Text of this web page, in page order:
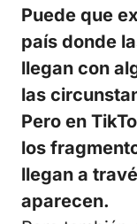
Puede que
país donde
llegan con
las
Pero en
los
llegan a
aparecen.